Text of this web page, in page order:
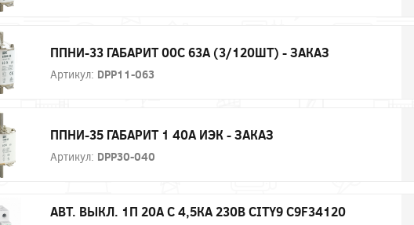
ППНИ-33 ГАБАРИТ 00С 63А (3/120ШТ) - ЗАКАЗ
Артикул: DPP11-063
ППНИ-35 ГАБАРИТ 1 40А ИЭК - ЗАКАЗ
Артикул: DPP30-040
АВТ. ВЫКЛ. 1П 20А С 4,5КА 230В CITY9 C9F34120